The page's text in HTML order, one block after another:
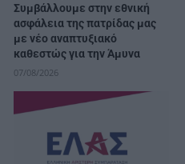
Συμβάλλουμε στην εθνική
ασφάλεια της πατρίδας μας
με νέο αναπτυξιακό
καθεστώς για την Άμυνα
07/08/2026